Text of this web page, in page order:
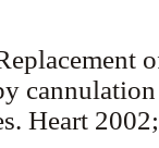
Heart